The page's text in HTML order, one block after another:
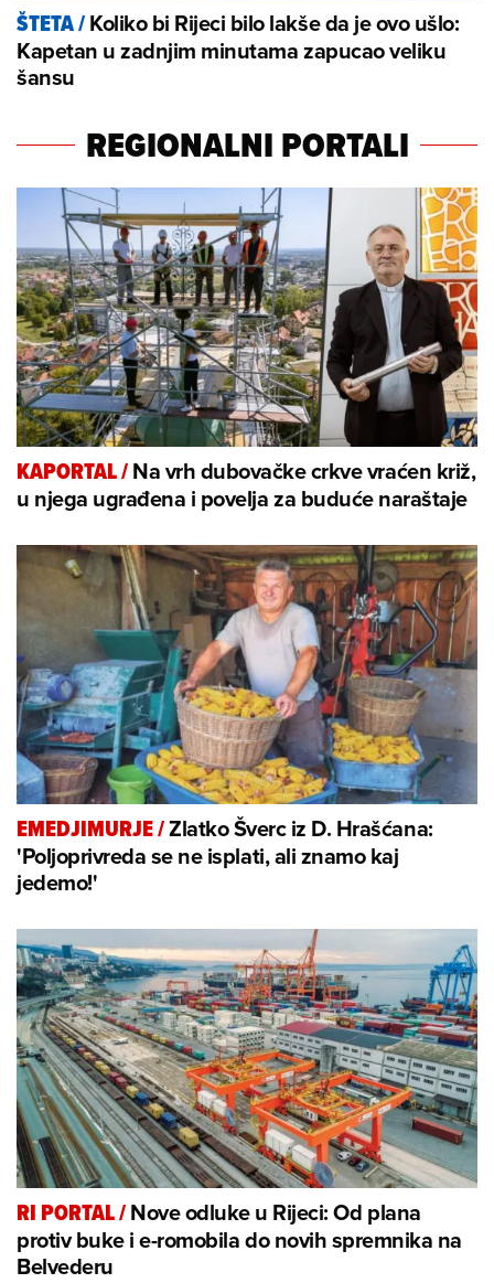
ŠTETA/Koliko bi Rijeci bilo lakše da je ovo ušlo:
Kapetan u zadnjim minutama zapucao veliku
šansu
REGIONALNI PORTALI
KAPORTAL/Na vrh dubovačke crkve vraćen križ,
u njega ugrađena i povelja za buduće naraštaje
EMEDJIMURJE/Zlatko Šverc iz D. Hrašćana:
'Poljoprivreda se ne isplati, ali znamo kaj
jedemo!'
RI PORTAL/Nove odluke u Rijeci: Od plana
protiv buke i e-romobila do novih spremnika na
Belvederu